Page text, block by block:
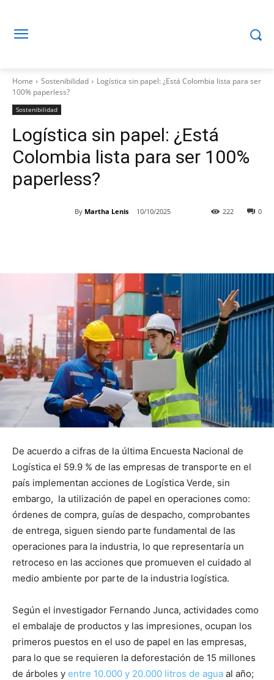
Home Sostenibilidad
Logística sin papel: ¿Está Colombia lista para ser
100% paperless?
Sostenibilidad
Logística sin papel: ¿Está
Colombia lista para ser 100%
paperless?
By Martha Lenis 10/10/2025 0
222
De acuerdo a cifras de la última Encuesta Nacional de
Logística el 59.9 % de las empresas de transporte en el
país implementan acciones de Logística Verde, sin
embargo, la utilización de papel en operaciones como:
órdenes de compra, guías de despacho, comprobantes
de entrega, siguen siendo parte fundamental de las
operaciones para la industria, lo que representaría un
retroceso en las acciones que promueven el cuidado al
medio ambiente por parte de la industria logística.
Según el investigador Fernando Junca, actividades como
el embalaje de productos y las impresiones, ocupan los
primeros puestos en el uso de papel en las empresas,
para lo que se requieren la deforestación de 15 millones
de árboles y entre 10.000 y 20.000 litros de agua al año;